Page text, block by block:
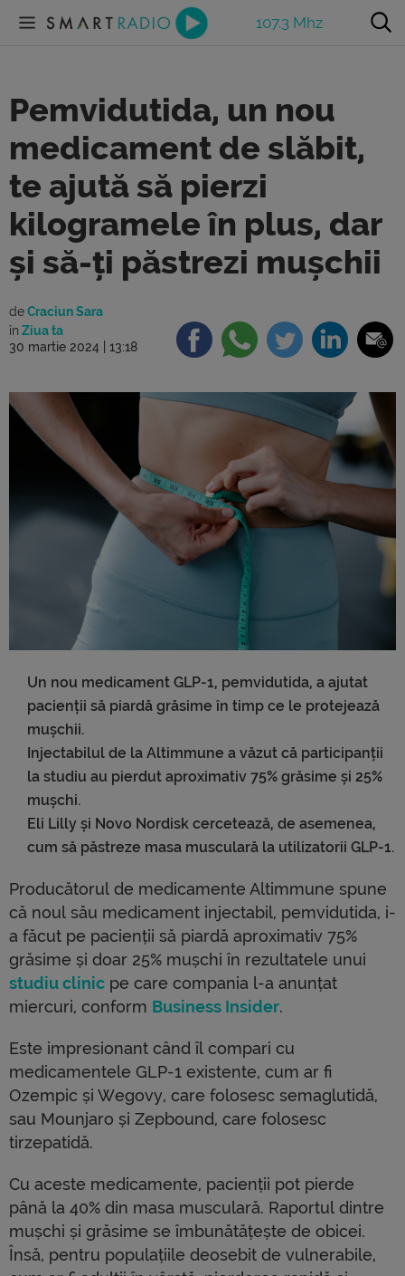
107.3 Mhz
Pemvidutida, un nou
medicament de slăbit,
te ajută să pierzi
kilogramele în plus, dar
și să-ți păstrezi mușchii
deCraciun Sara
în Ziua ta
30 martie 2024 | 13:18
Un nou medicament GLP-1, pemvidutida, a ajutat
pacienții să piardă grăsime în timp ce le protejează
mușchii.
Injectabilul de la Altimmune a văzut că participanții
la studiu au pierdut aproximativ 75% grăsime și 25%
mușchi.
Eli Lilly și Novo Nordisk cercetează, de asemenea,
cum să păstreze masa musculară la utilizatorii GLP-1.
Producătorul de medicamente Altimmune spune
că noul său medicament injectabil, pemvidutida, i-
a făcut pe pacienții să piardă aproximativ 75%
grăsime și doar 25% mușchi în rezultatele unui
studiu clinic pe care compania l-a anunțat
miercuri, conform Business Insider.
Este impresionant când îl compari cu
medicamentele GLP-1 existente, cum ar fi
Ozempic și Wegovy, care folosesc semaglutidă,
sau Mounjaro și Zepbound, care folosesc
tirzepatidă.
Cu aceste medicamente, pacienții pot pierde
până la 40% din masa musculară. Raportul dintre
mușchi și grăsime se îmbunătățește de obicei.
Însă, pentru populațiile deosebit de vulnerabile,